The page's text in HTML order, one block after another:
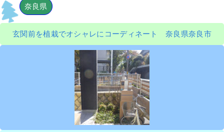
奈良県
玄関前を植栽でオシャレにコーディネート 奈良県奈良市